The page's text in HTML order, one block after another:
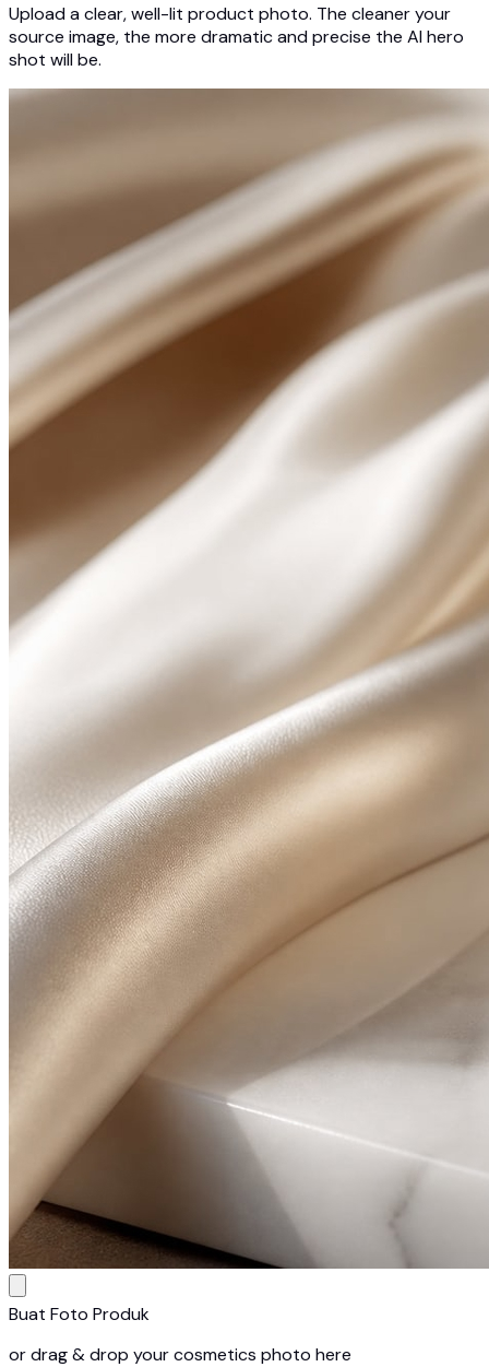
Upload a clear, well-lit product photo. The cleaner your
source image, the more dramatic and precise the AI hero
shot will be.
Buat Foto Produk
or drag & drop your cosmetics photo here